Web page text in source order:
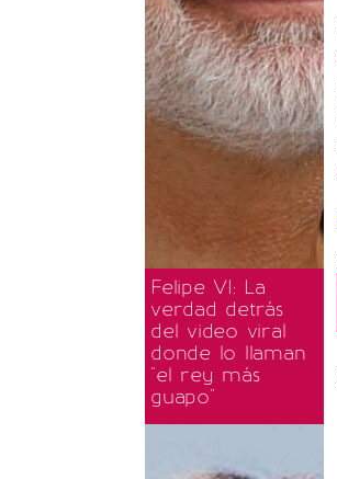
Felipe VI: La
verdad detrás
del video viral
donde lo llaman
"el rey más
guapo"